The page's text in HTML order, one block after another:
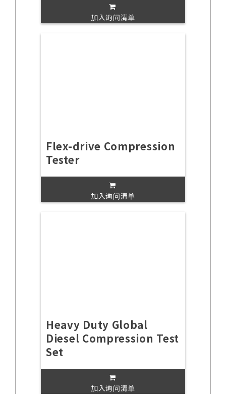
加入询问清单
Flex-drive Compression
Tester
加入询问清单
Heavy Duty Global
Diesel Compression Test
Set
加入询问清单